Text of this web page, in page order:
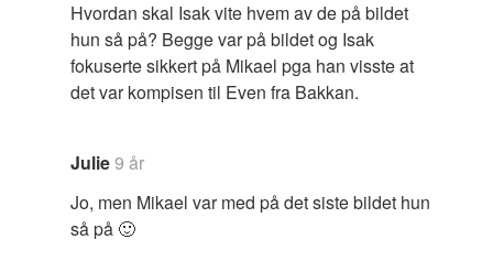
Hvordan skal Isak vite hvem av de på bildet
hun så på? Begge var på bildet og Isak
fokuserte sikkert på Mikael pga han visste at
det var kompisen til Even fra Bakkan.
Julie9 år
Jo, men Mikael var med på det siste bildet hun
så på 🙂